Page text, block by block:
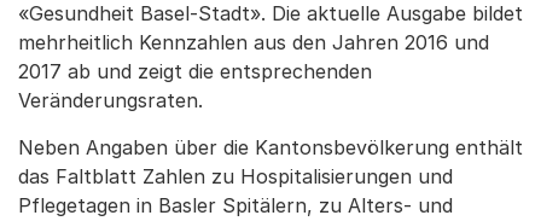
«Gesundheit Basel-Stadt». Die aktuelle Ausgabe bildet
mehrheitlich Kennzahlen aus den Jahren 2016 und
2017 ab und zeigt die entsprechenden
Veränderungsraten.
Neben Angaben über die Kantonsbevölkerung enthält
das Faltblatt Zahlen zu Hospitalisierungen und
Pflegetagen in Basler Spitälern, zu Alters- und